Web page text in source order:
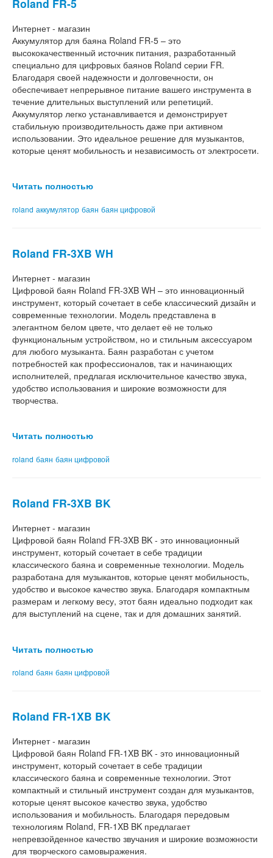
Roland FR-5
Интернет - магазин
Аккумулятор для баяна Roland FR-5 – это
высококачественный источник питания, разработанный
специально для цифровых баянов Roland серии FR.
Благодаря своей надежности и долговечности, он
обеспечивает непрерывное питание вашего инструмента в
течение длительных выступлений или репетиций.
Аккумулятор легко устанавливается и демонстрирует
стабильную производительность даже при активном
использовании. Это идеальное решение для музыкантов,
которые ценят мобильность и независимость от электросети.
Читать полностью
roland аккумулятор баян баян цифровой
Roland FR-3XB WH
Интернет - магазин
Цифровой баян Roland FR-3XB WH – это инновационный
инструмент, который сочетает в себе классический дизайн и
современные технологии. Модель представлена в
элегантном белом цвете, что делает её не только
функциональным устройством, но и стильным аксессуаром
для любого музыканта. Баян разработан с учетом
потребностей как профессионалов, так и начинающих
исполнителей, предлагая исключительное качество звука,
удобство использования и широкие возможности для
творчества.
Читать полностью
roland баян баян цифровой
Roland FR-3XB BK
Интернет - магазин
Цифровой баян Roland FR-3XB BK - это инновационный
инструмент, который сочетает в себе традиции
классического баяна и современные технологии. Модель
разработана для музыкантов, которые ценят мобильность,
удобство и высокое качество звука. Благодаря компактным
размерам и легкому весу, этот баян идеально подходит как
для выступлений на сцене, так и для домашних занятий.
Читать полностью
roland баян баян цифровой
Roland FR-1XB BK
Интернет - магазин
Цифровой баян Roland FR-1XB BK - это инновационный
инструмент, который сочетает в себе традиции
классического баяна и современные технологии. Этот
компактный и стильный инструмент создан для музыкантов,
которые ценят высокое качество звука, удобство
использования и мобильность. Благодаря передовым
технологиям Roland, FR-1XB BK предлагает
непревзойденное качество звучания и широкие возможности
для творческого самовыражения.